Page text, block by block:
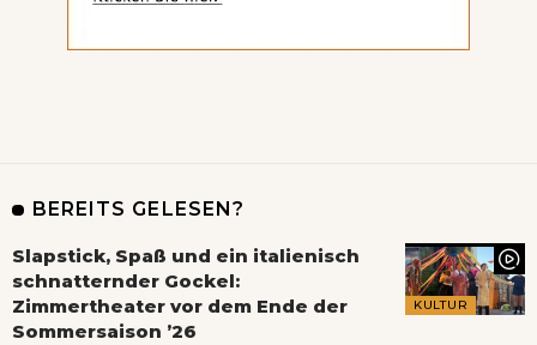
BEREITS GELESEN?
KULTUR
Slapstick, Spaß und ein italienisch
schnatternder Gockel:
Zimmertheater vor dem Ende der
Sommersaison ’26